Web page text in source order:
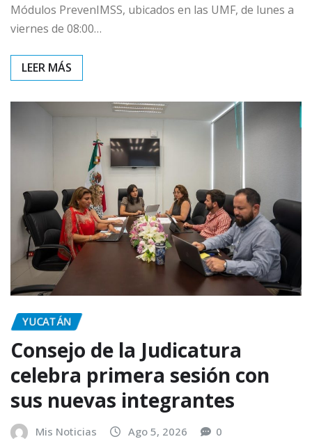
Módulos PrevenIMSS, ubicados en las UMF, de lunes a
viernes de 08:00…
YUCATÁN
Consejo de la Judicatura
celebra primera sesión con
sus nuevas integrantes
Mis Noticias Ago 5, 2026 0